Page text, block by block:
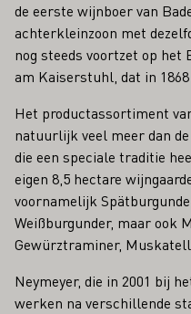
de eerste wijnboer van
achterkleinzoon met
nog steeds voortzet op het
am Kaiserstuhl, dat in
Het productassortiment
natuurlijk veel meer dan
die een speciale traditie
eigen 8,5 hectare
voornamelijk
Weißburgunder, maar ook
Gewürztraminer,
Neymeyer, die in 2001 bij
werken na verschillende